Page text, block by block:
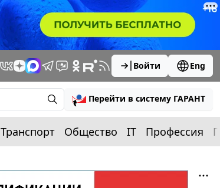
Войти Eng
Перейти в систему ГАРАНТ
Транспорт Общество IT Профессия